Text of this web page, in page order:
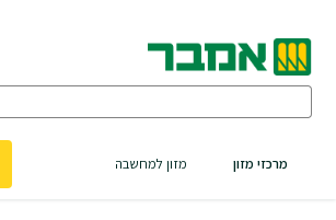
מרכזי מזון מזון למחשבה